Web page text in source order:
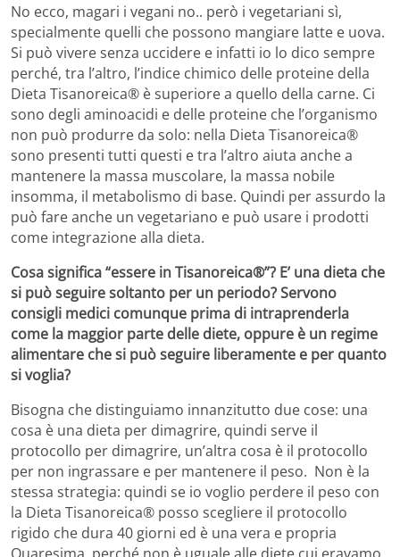
No ecco, magari i vegani no.. però i vegetariani sì,
specialmente quelli che possono mangiare latte e uova.
Si può vivere senza uccidere e infatti io lo dico sempre
perché, tra l’altro, l’indice chimico delle proteine della
Dieta Tisanoreica® è superiore a quello della carne. Ci
sono degli aminoacidi e delle proteine che l’organismo
non può produrre da solo: nella Dieta Tisanoreica®
sono presenti tutti questi e tra l’altro aiuta anche a
mantenere la massa muscolare, la massa nobile
insomma, il metabolismo di base. Quindi per assurdo la
può fare anche un vegetariano e può usare i prodotti
come integrazione alla dieta.
Cosa significa “essere in Tisanoreica®”? E’ una dieta che
si può seguire soltanto per un periodo? Servono
consigli medici comunque prima di intraprenderla
come la maggior parte delle diete, oppure è un regime
alimentare che si può seguire liberamente e per quanto
si voglia?
Bisogna che distinguiamo innanzitutto due cose: una
cosa è una dieta per dimagrire, quindi serve il
protocollo per dimagrire, un’altra cosa è il protocollo
per non ingrassare e per mantenere il peso. Non è la
stessa strategia: quindi se io voglio perdere il peso con
la Dieta Tisanoreica® posso scegliere il protocollo
rigido che dura 40 giorni ed è una vera e propria